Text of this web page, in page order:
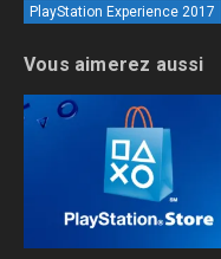
PlayStation Experience 2017
Vous aimerez aussi